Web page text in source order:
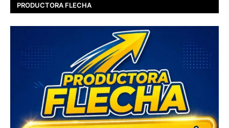
PRODUCTORA FLECHA